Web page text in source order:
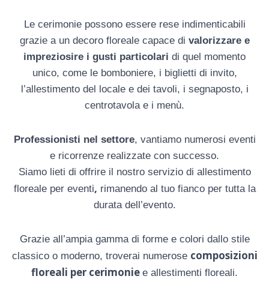
Le cerimonie possono essere rese indimenticabili
grazie a un decoro floreale capace di valorizzare e
impreziosire i gusti particolari di quel momento
unico, come le bomboniere, i biglietti di invito,
l’allestimento del locale e dei tavoli, i segnaposto, i
centrotavola e i menù.
Professionisti nel settore, vantiamo numerosi eventi
e ricorrenze realizzate con successo.
Siamo lieti di offrire il nostro servizio di allestimento
floreale per eventi, rimanendo al tuo fianco per tutta la
durata dell’evento.
Grazie all’ampia gamma di forme e colori dallo stile
classico o moderno, troverai numerose composizioni
floreali per cerimonie e allestimenti floreali.